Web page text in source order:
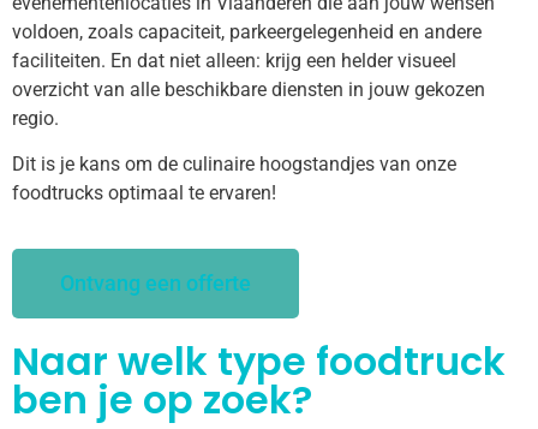
voldoen, zoals capaciteit, parkeergelegenheid en andere
faciliteiten. En dat niet alleen: krijg een helder visueel
overzicht van alle beschikbare diensten in jouw gekozen
regio.
Dit is je kans om de culinaire hoogstandjes van onze
foodtrucks optimaal te ervaren!
Ontvang een offerte
Naar welk type foodtruck
ben je op zoek?